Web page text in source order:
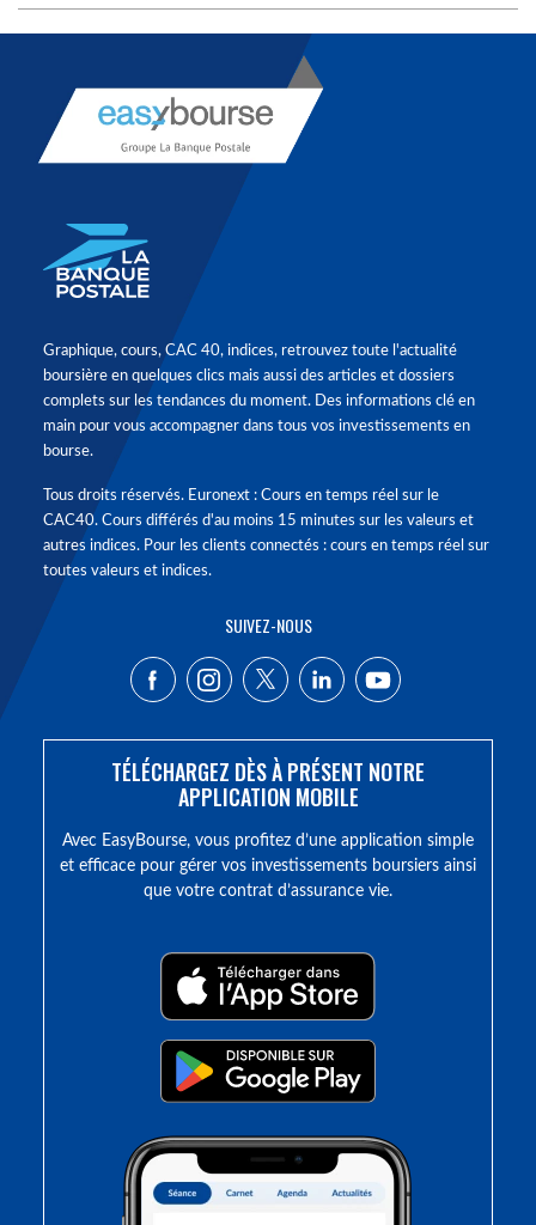
Graphique, cours, CAC 40, indices, retrouvez toute l'actualité
boursière en quelques clics mais aussi des articles et dossiers
complets sur les tendances du moment. Des informations clé en
main pour vous accompagner dans tous vos investissements en
bourse.
Tous droits réservés. Euronext : Cours en temps réel sur le
CAC40. Cours différés d'au moins 15 minutes sur les valeurs et
autres indices. Pour les clients connectés : cours en temps réel sur
toutes valeurs et indices.
SUIVEZ-NOUS
TÉLÉCHARGEZ DÈS À PRÉSENT NOTRE
APPLICATION MOBILE
Avec EasyBourse, vous profitez d’une application simple
et efficace pour gérer vos investissements boursiers ainsi
que votre contrat d’assurance vie.